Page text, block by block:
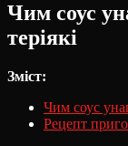
Чим соус
теріякі
Зміст:
Чим соус
Рецепт